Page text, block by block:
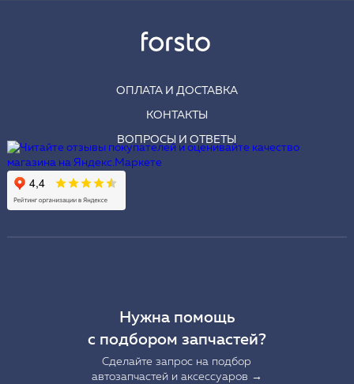
ОПЛАТА И ДОСТАВКА
КОНТАКТЫ
ВОПРОСЫ И ОТВЕТЫ
Нужна помощь
с подбором запчастей?
Сделайте запрос на подбор
автозапчастей и аксессуаров →